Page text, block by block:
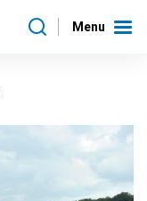
Menu